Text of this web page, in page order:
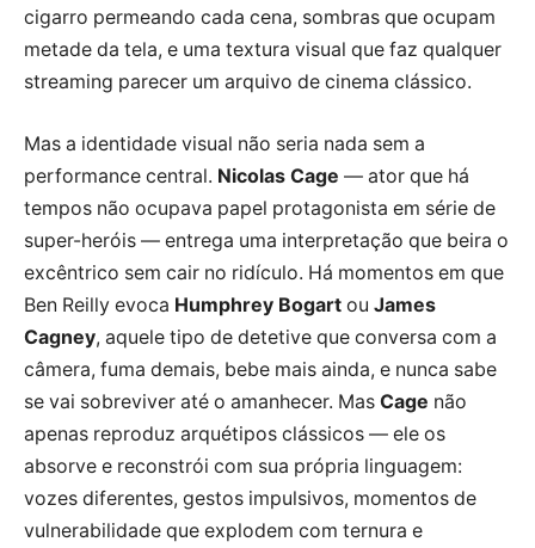
cigarro permeando cada cena, sombras que ocupam
metade da tela, e uma textura visual que faz qualquer
streaming parecer um arquivo de cinema clássico.
Mas a identidade visual não seria nada sem a
performance central. Nicolas Cage — ator que há
tempos não ocupava papel protagonista em série de
super-heróis — entrega uma interpretação que beira o
excêntrico sem cair no ridículo. Há momentos em que
Ben Reilly evoca Humphrey Bogart ou James
Cagney, aquele tipo de detetive que conversa com a
câmera, fuma demais, bebe mais ainda, e nunca sabe
se vai sobreviver até o amanhecer. Mas Cage não
apenas reproduz arquétipos clássicos — ele os
absorve e reconstrói com sua própria linguagem:
vozes diferentes, gestos impulsivos, momentos de
vulnerabilidade que explodem com ternura e